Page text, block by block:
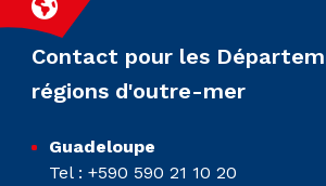
Contact pour les
régions d'outre-mer
Guadeloupe
Tel : +590 590 21 10 20